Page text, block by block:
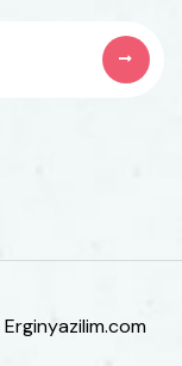
Erginyazilim.com